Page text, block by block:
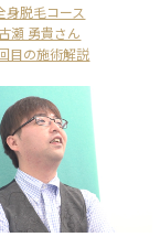
身脱毛コース
古瀬 勇貴さん
目の施術解説